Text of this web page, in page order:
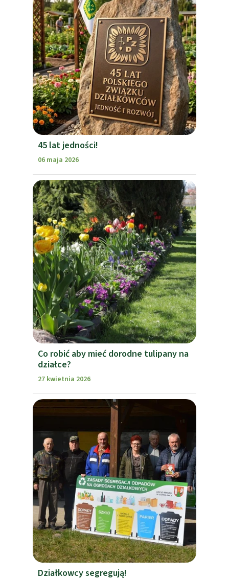
45 lat jedności!
06 maja 2026
Co robić aby mieć dorodne tulipany na
działce?
27 kwietnia 2026
Działkowcy segregują!